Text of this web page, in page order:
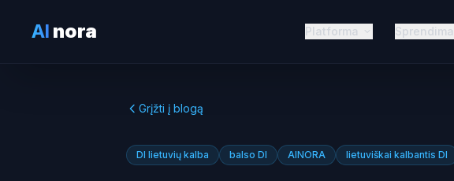
AI nora Platforma
Grįžti į blogą
DI lietuvių kalba balso DI AINORA lietuviškai kalbantis DI